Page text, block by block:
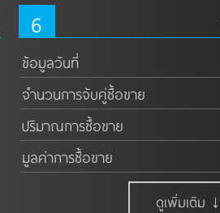
6
ข้อมูลวันที่
จำนวนการจับคู่ซื้อขาย
ปริมาณการซื้อขาย
มูลค่าการซื้อขาย
ดูเพิ่มเติม ↓